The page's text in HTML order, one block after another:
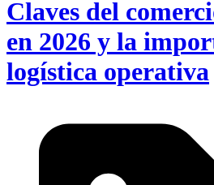
Claves del
en 2026 y la
logística operativa